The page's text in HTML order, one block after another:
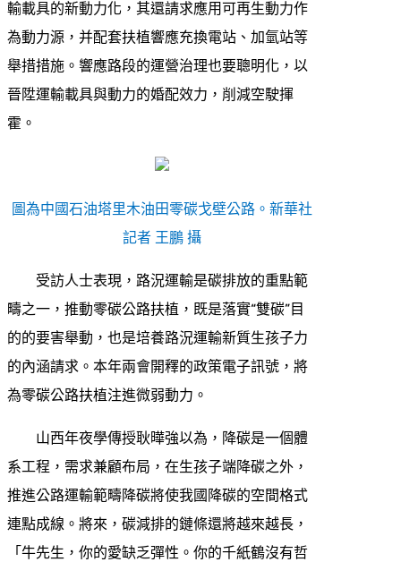
輸載具的新動力化，其還請求應用可再生動力作
為動力源，并配套扶植響應充換電站、加氫站等
舉措措施。響應路段的運營治理也要聰明化，以
晉陞運輸載具與動力的婚配效力，削減空駛揮
霍。
圖為中國石油塔里木油田零碳戈壁公路。新華社
記者 王鵬 攝
受訪人士表現，路況運輸是碳排放的重點範
疇之一，推動零碳公路扶植，既是落實“雙碳”目
的的要害舉動，也是培養路況運輸新質生孩子力
的內涵請求。本年兩會開釋的政策電子訊號，將
為零碳公路扶植注進微弱動力。
山西年夜學傳授耿曄強以為，降碳是一個體
系工程，需求兼顧布局，在生孩子端降碳之外，
推進公路運輸範疇降碳將使我國降碳的空間格式
連點成線。將來，碳減排的鏈條還將越來越長，
「牛先生，你的愛缺乏彈性。你的千紙鶴沒有哲